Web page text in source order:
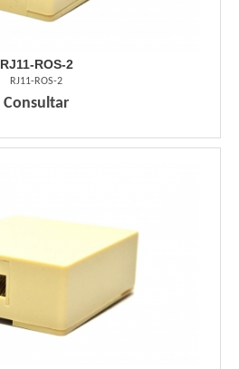
RJ11-ROS-2
RJ11-ROS-2
Consultar